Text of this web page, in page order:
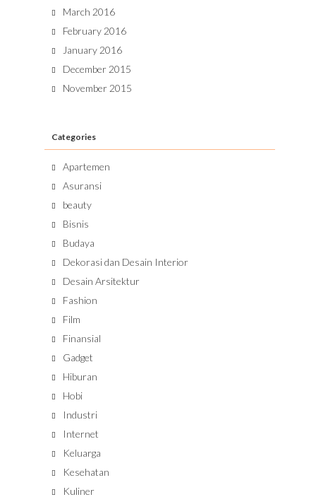
March 2016
February 2016
January 2016
December 2015
November 2015
Categories
Apartemen
Asuransi
beauty
Bisnis
Budaya
Dekorasi dan Desain Interior
Desain Arsitektur
Fashion
Film
Finansial
Gadget
Hiburan
Hobi
Industri
Internet
Keluarga
Kesehatan
Kuliner